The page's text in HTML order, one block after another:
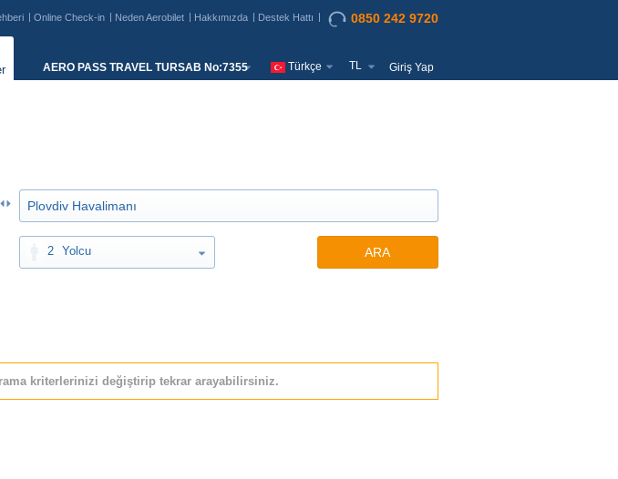
Online Check-in Neden Aerobilet Hakkımızda Destek Hattı 0850 242 9720
AERO PASS TRAVEL TURSAB No:7355 Türkçe TL Giriş Yap
2 Yolcu ARA
kriterlerinizi değiştirip tekrar arayabilirsiniz.